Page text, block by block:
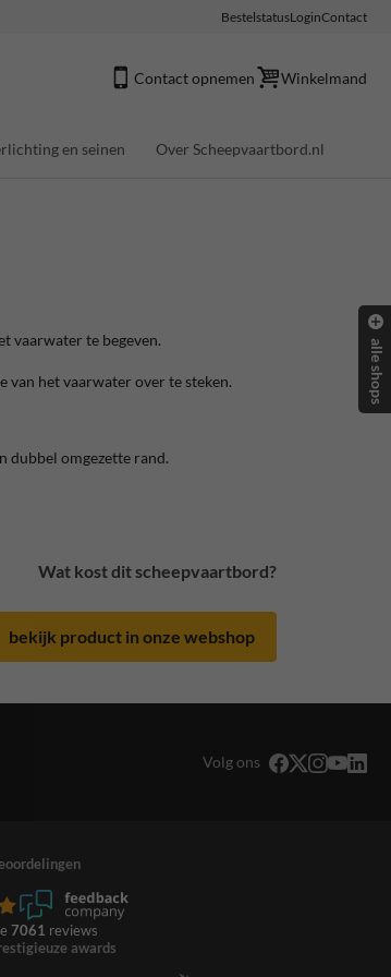
BestelstatusLoginContact
Contact opnemen Winkelmand
en seinen Over Scheepvaartbord.nl
vaarwater te begeven.
het vaarwater over te steken.
dubbel omgezette rand.
Wat kost dit scheepvaartbord?
bekijk product in onze webshop
Volg ons
7061 reviews
awards
alle shops